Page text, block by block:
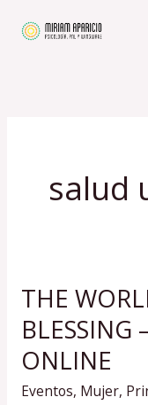
salud
THE
BLESSING
ONLINE
Eventos, Mujer,
THE
WORLDWIDE
WOMB
BLESSING
–